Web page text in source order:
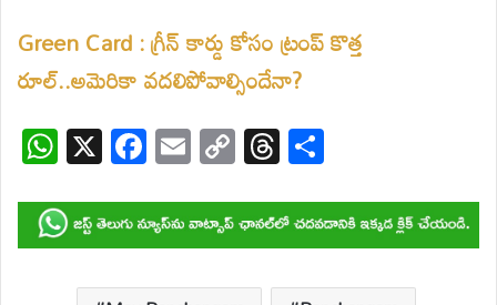
Green Card : గ్రీన్ కార్డు కోసం ట్రంప్ కొత్త
రూల్..అమెరికా వదలిపోవాల్సిందేనా?
W
h
at
s
A
X F
ac
e
b
o
E
m
ail
C
o
p
y
Li
T
hr
e
a
d
ar
e